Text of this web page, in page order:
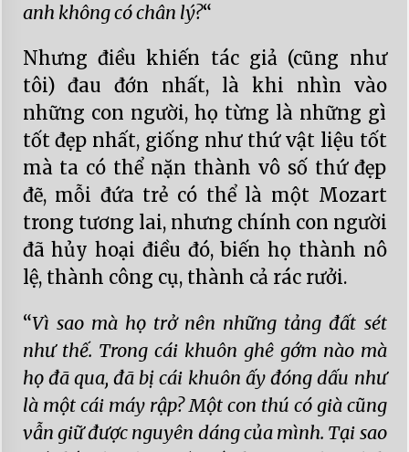
anh không có chân lý?“
Nhưng điều khiến tác giả (cũng như
tôi) đau đớn nhất, là khi nhìn vào
những con người, họ từng là những gì
tốt đẹp nhất, giống như thứ vật liệu tốt
mà ta có thể nặn thành vô số thứ đẹp
đẽ, mỗi đứa trẻ có thể là một Mozart
trong tương lai, nhưng chính con người
đã hủy hoại điều đó, biến họ thành nô
lệ, thành công cụ, thành cả rác rưởi.
“Vì sao mà họ trở nên những tảng đất sét
như thế. Trong cái khuôn ghê gớm nào mà
họ đã qua, đã bị cái khuôn ấy đóng dấu như
là một cái máy rập? Một con thú có già cũng
vẫn giữ được nguyên dáng của mình. Tại sao